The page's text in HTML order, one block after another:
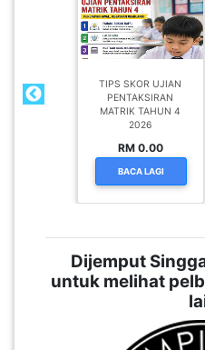
TIPS SKOR UJIAN
PENTAKSIRAN
MATRIK TAHUN 4
2026
RM 0.00
BACA LAGI
Dijemput
untuk melihat